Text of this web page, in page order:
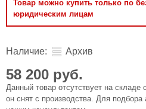
Товар можно купить только по
юридическим лицам
Наличие: Архив
58 200 руб.
Данный товар отсутствует на складе
он снят с производства. Для подбора